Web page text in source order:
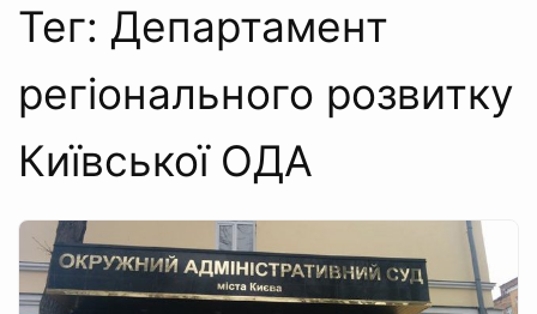
Тег: Департамент
регіонального розвитку
Київської ОДА